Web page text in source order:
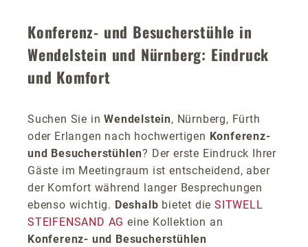
Konferenz- und Besucherstühle in
Wendelstein und Nürnberg: Eindruck
und Komfort
Suchen Sie inWendelstein, Nürnberg, Fürth
oder Erlangen nach hochwertigen Konferenz-
und Besucherstühlen? Der erste Eindruck Ihrer
Gäste im Meetingraum ist entscheidend, aber
der Komfort während langer Besprechungen
ebenso wichtig. Deshalb bietet dieSITWELL
STEIFENSAND AG eine Kollektion an
Konferenz- und Besucherstühlen